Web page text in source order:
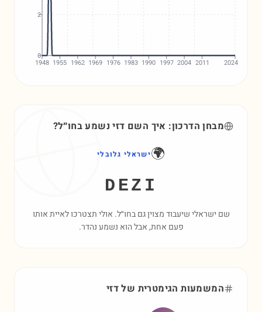
1948 1955 1962 1969 1976 1983 1990 1997 2004 2011 2024
0
2
מבחן הדרכון: איך השם דזינשמע בחו״ל?
🌍ישראלי גלובלי
DEZI
שם ישראלי שיעבוד מצוין גם בחו״ל. אולי תצטרכו לאיית אותו
פעם אחת, אבל הוא נשמע נהדר.
המשמעות הגימטרית שלדזי